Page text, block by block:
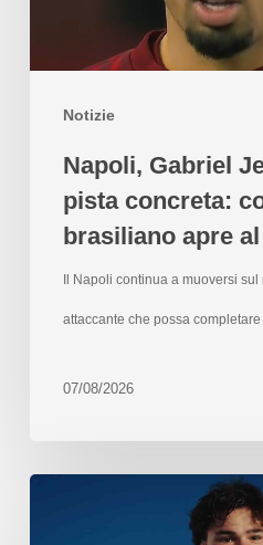
Notizie
Napoli, Gabriel
pista concreta:
brasiliano apre
Il Napoli continua a muoversi
attaccante che possa
07/08/2026